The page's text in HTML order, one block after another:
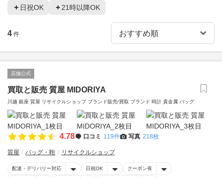
日祝OK 21時以降OK
4 件
店舗公式
買取と販売 質屋 MIDORIYA
川越 銀座 質屋 リサイクルショップ ブランド販売/買取 ブランド 時計 貴金属 バッグ
4.78 口コミ 119件 写真 218枚
質屋 バッグ・鞄 リサイクルショップ
配達・デリバリー対応 日祝OK クーポン有